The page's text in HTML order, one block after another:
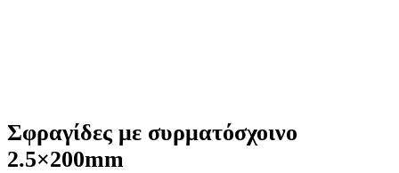
Σφραγίδες με συρματόσχοινο
2.5×200mm